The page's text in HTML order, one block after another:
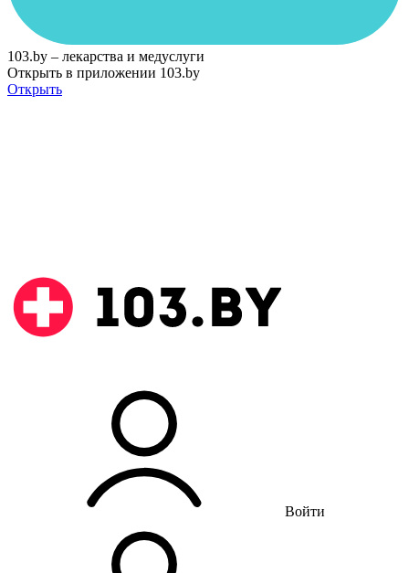
103.by – лекарства и медуслуги
Открыть в приложении 103.by
Открыть
Войти